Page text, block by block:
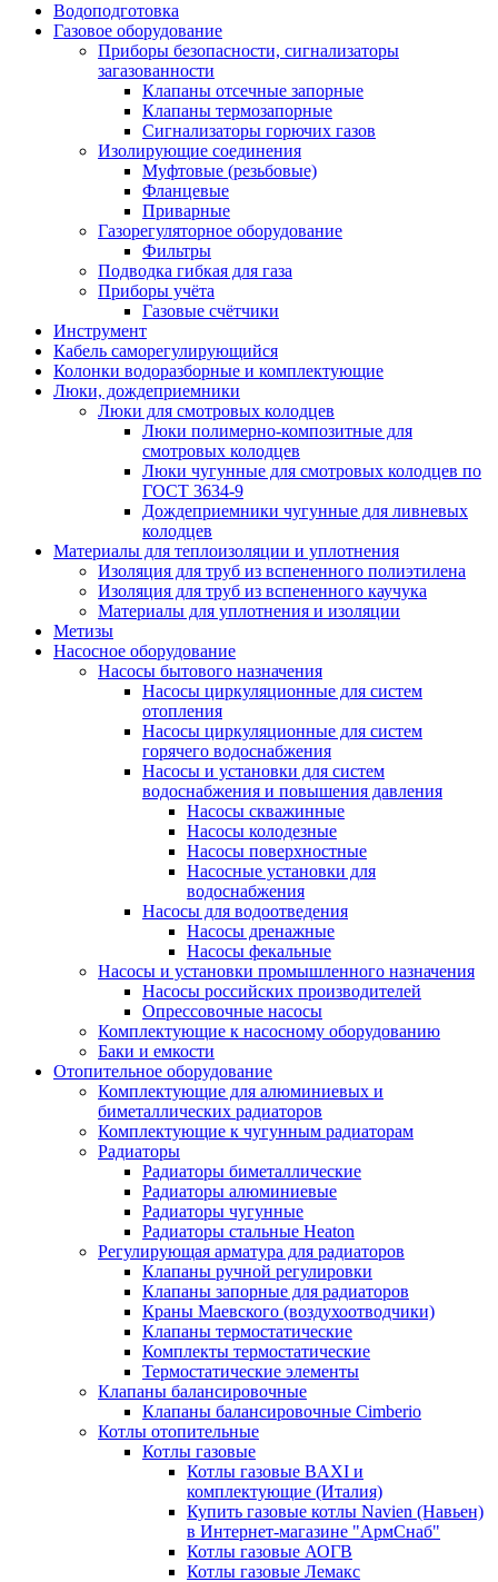
Водоподготовка
Газовое оборудование
Приборы безопасности, сигнализаторы
загазованности
Клапаны отсечные запорные
Клапаны термозапорные
Сигнализаторы горючих газов
Изолирующие соединения
Муфтовые (резьбовые)
Фланцевые
Приварные
Газорегуляторное оборудование
Фильтры
Подводка гибкая для газа
Приборы учёта
Газовые счётчики
Инструмент
Кабель саморегулирующийся
Колонки водоразборные и комплектующие
Люки, дождеприемники
Люки для смотровых колодцев
Люки полимерно-композитные для
смотровых колодцев
Люки чугунные для смотровых колодцев по
ГОСТ 3634-9
Дождеприемники чугунные для ливневых
колодцев
Материалы для теплоизоляции и уплотнения
Изоляция для труб из вспененного полиэтилена
Изоляция для труб из вспененного каучука
Материалы для уплотнения и изоляции
Метизы
Насосное оборудование
Насосы бытового назначения
Насосы циркуляционные для систем
отопления
Насосы циркуляционные для систем
горячего водоснабжения
Насосы и установки для систем
водоснабжения и повышения давления
Насосы скважинные
Насосы колодезные
Насосы поверхностные
Насосные установки для
водоснабжения
Насосы для водоотведения
Насосы дренажные
Насосы фекальные
Насосы и установки промышленного назначения
Насосы российских производителей
Опрессовочные насосы
Комплектующие к насосному оборудованию
Баки и емкости
Отопительное оборудование
Комплектующие для алюминиевых и
биметаллических радиаторов
Комплектующие к чугунным радиаторам
Радиаторы
Радиаторы биметаллические
Радиаторы алюминиевые
Радиаторы чугунные
Радиаторы стальные Heaton
Регулирующая арматура для радиаторов
Клапаны ручной регулировки
Клапаны запорные для радиаторов
Краны Маевского (воздухоотводчики)
Клапаны термостатические
Комплекты термостатические
Термостатические элементы
Клапаны балансировочные
Клапаны балансировочные Cimberio
Котлы отопительные
Котлы газовые
Котлы газовые BAXI и
комплектующие (Италия)
Купить газовые котлы Navien (Навьен)
в Интернет-магазине "АрмСнаб"
Котлы газовые АОГВ
Котлы газовые Лемакс